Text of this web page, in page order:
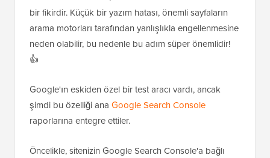
Robots.txt Dosyanızı Nasıl Test Edersiniz
robots.txt dosyanızı oluşturduktan veya
düzenledikten sonra, hatalarını kontrol etmek harika
arama motorları tarafından yanlışlıkla engellenmesine
neden olabilir, bu nedenle bu adım süper önemlidir!
👍
Google'ın eskiden özel bir test aracı vardı, ancak